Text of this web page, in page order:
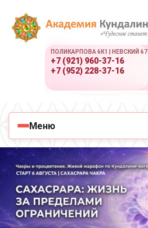
ПОЛИКАРПОВА 6К1 | НЕВСКИЙ 67
+7 (921) 960-37-16
+7 (952) 228-37-16
Меню